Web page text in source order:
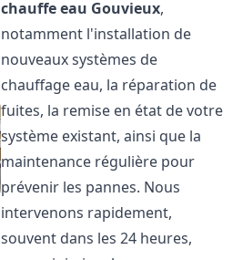
chauffe eau Gouvieux,
notamment l'installation de
nouveaux systèmes de
chauffage eau, la réparation de
fuites, la remise en état de votre
système existant, ainsi que la
maintenance régulière pour
prévenir les pannes. Nous
intervenons rapidement,
souvent dans les 24 heures,